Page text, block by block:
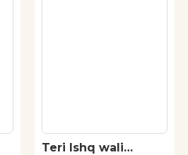
Teri Ishq wali